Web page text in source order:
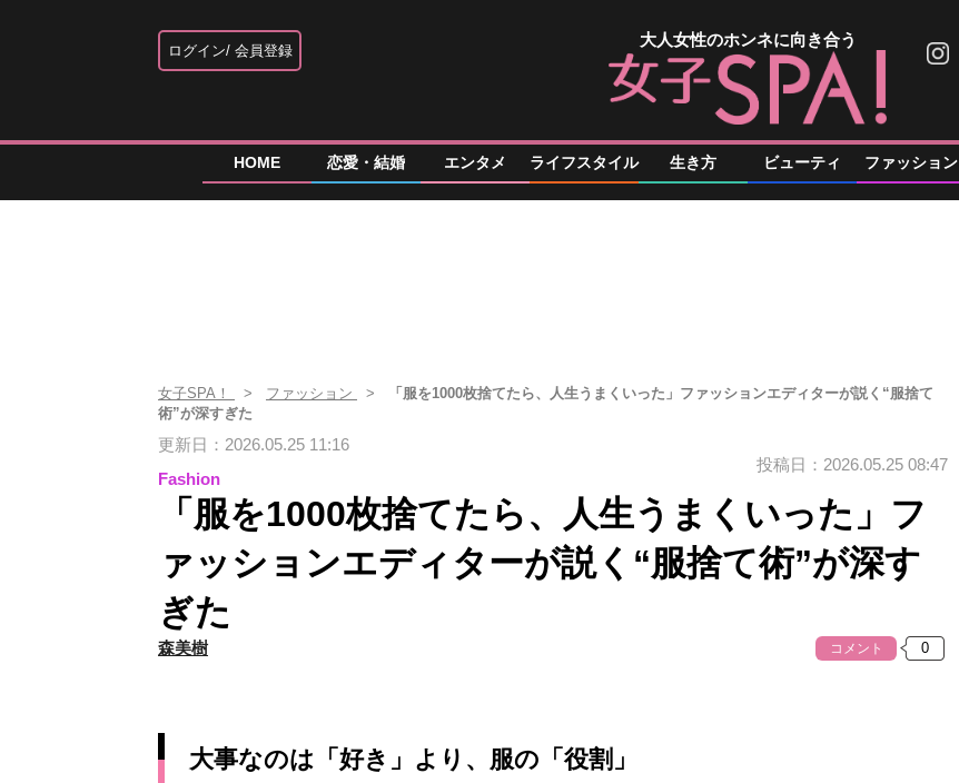
ログイン 会員登録
大人女性のホンネに向き合う
HOME 恋愛・結婚 エンタメ ライフスタイル 生き方 ビューティ ファッション
女子SPA！ ファッション
「服を1000枚捨てたら、人生うまくいった」ファッションエディターが説く“服捨て
術”が深すぎた
更新日：2026.05.25 11:16
Fashion
投稿日：2026.05.25 08:47
「服を1000枚捨てたら、人生うまくいった」フ
ァッションエディターが説く“服捨て術”が深す
ぎた
森美樹 コメント
大事なのは「好き」より、服の「役割」